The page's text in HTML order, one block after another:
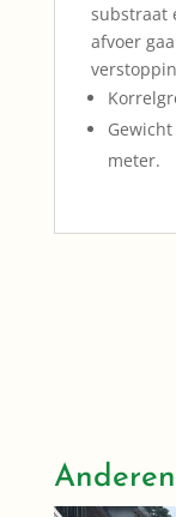
substraat
afvoer
meter.